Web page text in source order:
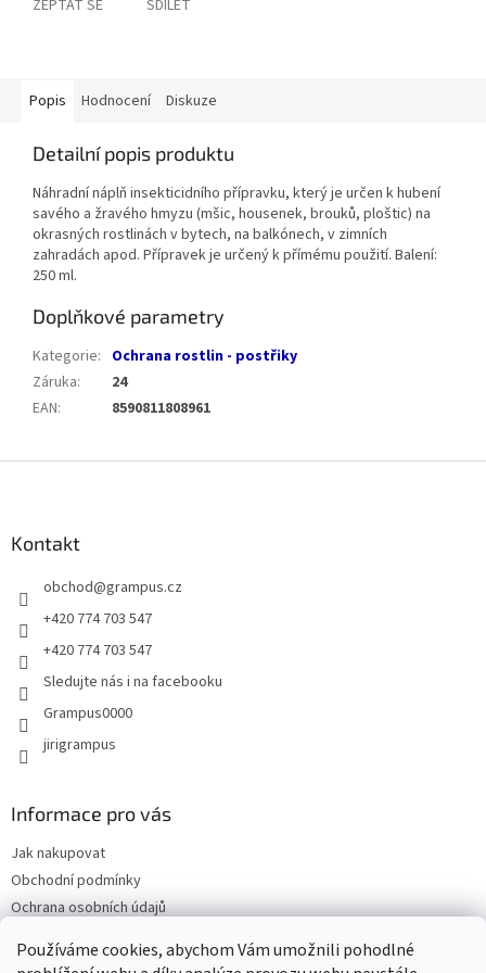
Používáme cookies, abychom Vám umožnili pohodlné
ZEPTAT SE SDÍLET
Popis Hodnocení Diskuze
Detailní popis produktu
Náhradní náplň insekticidního přípravku, který je určen k hubení
savého a žravého hmyzu (mšic, housenek, brouků, ploštic) na
okrasných rostlinách v bytech, na balkónech, v zimních
zahradách apod. Přípravek je určený k přímému použití. Balení:
250 ml.
Doplňkové parametry
Kategorie: Ochrana rostlin - postřiky
Záruka:
24
EAN: 8590811808961
Kontakt
obchod@grampus.cz
+420 774 703 547
+420 774 703 547
Sledujte nás i na facebooku
Grampus0000
jirigrampus
Informace pro vás
Jak nakupovat
Obchodní podmínky
Ochrana osobních údajů
Doprava a platba